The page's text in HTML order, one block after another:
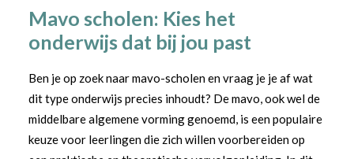
Mavo scholen: Kies het
onderwijs dat bij jou past
Ben je op zoek naar mavo-scholen en vraag je je af wat
dit type onderwijs precies inhoudt? De mavo, ook wel de
middelbare algemene vorming genoemd, is een populaire
keuze voor leerlingen die zich willen voorbereiden op